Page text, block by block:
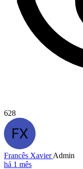
628
Francês XavierAdmin
há 1 mês